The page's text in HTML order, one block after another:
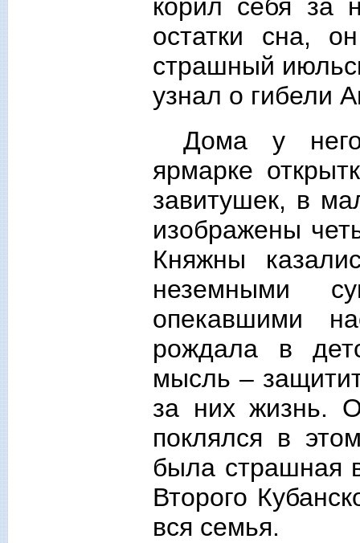
корил себя за
остатки сна,
страшный
узнал о гибели
Дома у
ярмарке
завитушек, в
изображены
Княжны
неземными
опекавшими
рождала в
мысль –
за них жизнь.
поклялся в
была страшная
Второго
вся семья.